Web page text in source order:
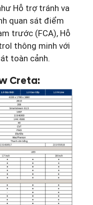
Hỗ trợ tránh va
quan sát điểm
trước (FCA), Hỗ
thông minh với
toàn cảnh.
Creta: